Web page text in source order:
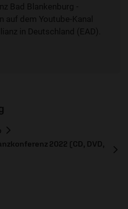
Bad Blankenburg -
auf dem Youtube-Kanal
in Deutschland (EAD).
2022 (CD, DVD,